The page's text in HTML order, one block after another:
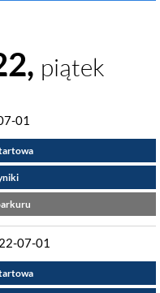
piątek
01
07-01